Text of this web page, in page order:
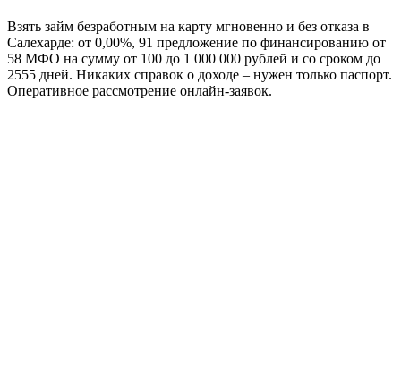
Взять займ безработным на карту мгновенно и без отказа в
Салехарде: от 0,00%, 91 предложение по финансированию от
58 МФО на сумму от 100 до 1 000 000 рублей и со сроком до
2555 дней. Никаких справок о доходе – нужен только паспорт.
Оперативное рассмотрение онлайн-заявок.